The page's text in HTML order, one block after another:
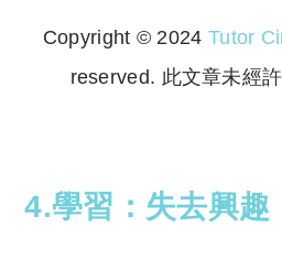
Copyright © 2024 Tutor
reserved. 此文章未經
4.學習：失去興趣